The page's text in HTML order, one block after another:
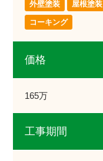
外壁塗装 屋根塗装
コーキング
価格
165万
工事期間